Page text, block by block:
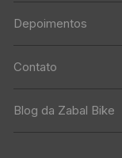
Depoimentos
Contato
Blog da Zabal Bike